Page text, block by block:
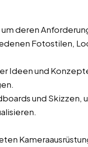
deren
Fotostilen,
Ideen und
und Skizzen,